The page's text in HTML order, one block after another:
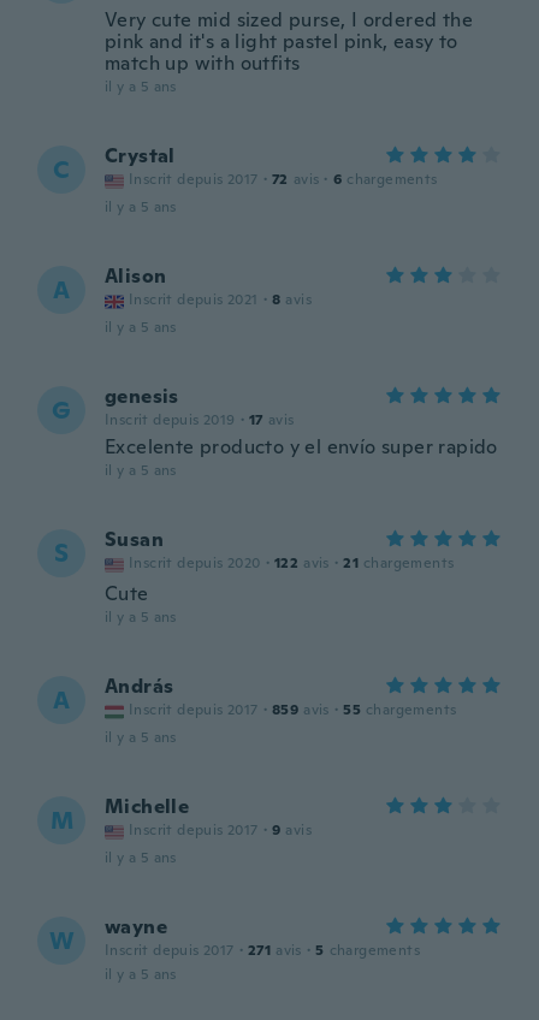
Very cute mid sized purse, I ordered the
pink and it's a light pastel pink, easy to
match up with outfits
il y a 5 ans
C Crystal
Inscrit depuis 2017 · 72 avis · 6 chargements
il y a 5 ans
A Alison
Inscrit depuis 2021 · 8 avis
il y a 5 ans
G genesis
Inscrit depuis 2019 · 17 avis
Excelente producto y el envío super rapido
il y a 5 ans
S Susan
Inscrit depuis 2020 · 122 avis · 21 chargements
Cute
il y a 5 ans
A András
Inscrit depuis 2017 · 859 avis · 55 chargements
il y a 5 ans
M Michelle
Inscrit depuis 2017 · 9 avis
il y a 5 ans
W wayne
Inscrit depuis 2017 · 271 avis · 5 chargements
il y a 5 ans